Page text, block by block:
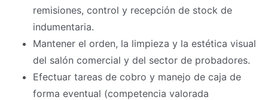
remisiones, control y recepción de stock de
indumentaria.
Mantener el orden, la limpieza y la estética visual
del salón comercial y del sector de probadores.
Efectuar tareas de cobro y manejo de caja de
forma eventual (competencia valorada